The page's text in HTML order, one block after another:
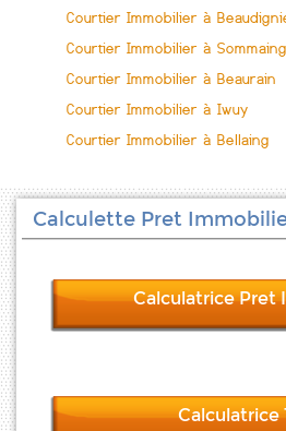
Courtier Immobilier à
Courtier Immobilier à Sommaing
Courtier Immobilier à Beaurain
Courtier Immobilier à Iwuy
Courtier Immobilier à Bellaing
Calculette Pret
Calculatrice Pret
Calculatrice